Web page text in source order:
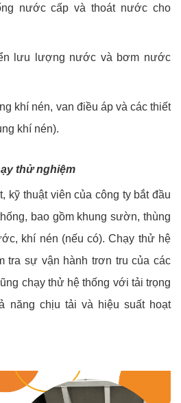
nước cấp và thoát nước cho
lưu lượng nước và bơm nước
khí nén, van điều áp và các thiết
khí nén).
thửnghiệm
kỹ thuật viên của công ty bắt đầu
bao gồm khung sườn, thùng
khí nén (nếu có). Chạy thử hệ
tra sự vận hành trơn tru của các
chạy thử hệ thống với tải trọng
năng chịu tải và hiệu suất hoạt